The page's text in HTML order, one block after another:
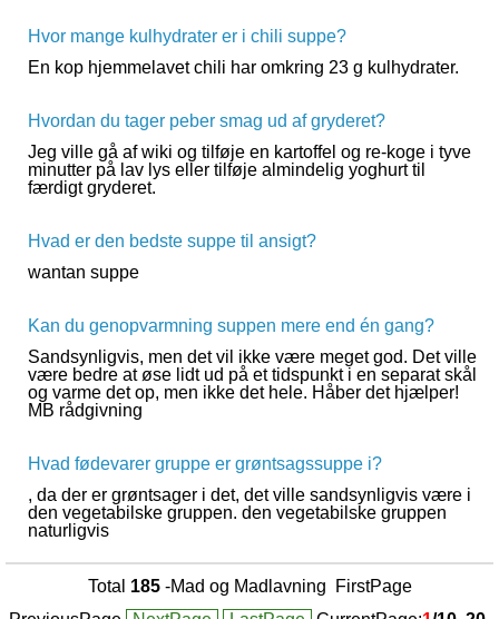
Hvor mange kulhydrater er i chili suppe?
En kop hjemmelavet chili har omkring 23 g kulhydrater.
Hvordan du tager peber smag ud af gryderet?
Jeg ville gå af wiki og tilføje en kartoffel og re-koge i tyve
minutter på lav lys eller tilføje almindelig yoghurt til
færdigt gryderet.
Hvad er den bedste suppe til ansigt?
wantan suppe
Kan du genopvarmning suppen mere end én gang?
Sandsynligvis, men det vil ikke være meget god. Det ville
være bedre at øse lidt ud på et tidspunkt i en separat skål
og varme det op, men ikke det hele. Håber det hjælper!
MB rådgivning
Hvad fødevarer gruppe er grøntsagssuppe i?
, da der er grøntsager i det, det ville sandsynligvis være i
den vegetabilske gruppen. den vegetabilske gruppen
naturligvis
Total 185-Mad og Madlavning FirstPage